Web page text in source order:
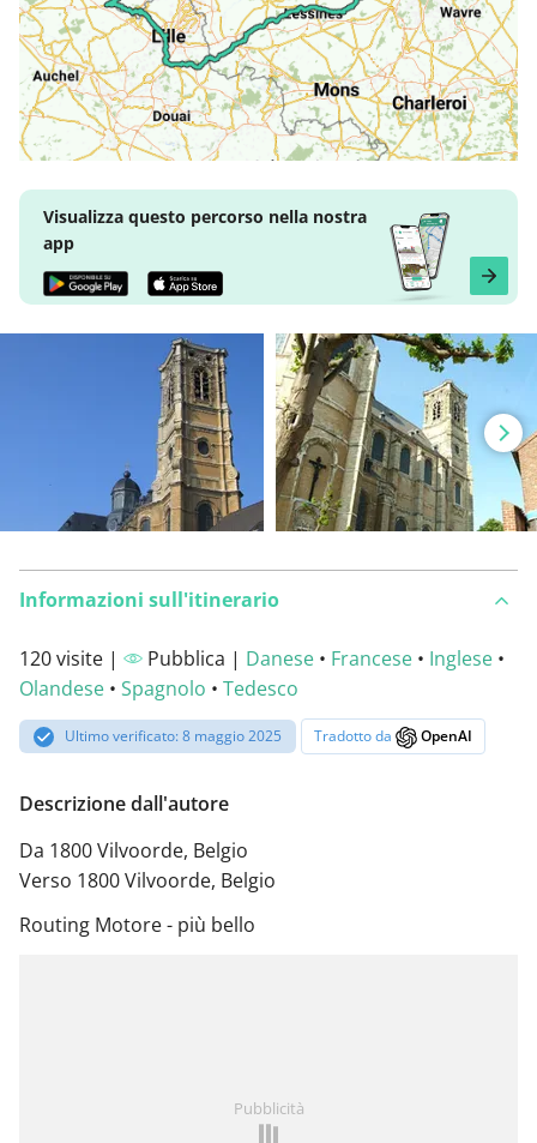
Visualizza questo percorso nella nostra
app
Informazioni sull'itinerario
120 visite | Pubblica | Danese • Francese • Inglese •
Olandese • Spagnolo • Tedesco
Ultimo verificato: 8 maggio 2025 Tradotto da OpenAI
Descrizione dall'autore
Da 1800 Vilvoorde, Belgio
Verso 1800 Vilvoorde, Belgio
Routing Motore - più bello
Pubblicità